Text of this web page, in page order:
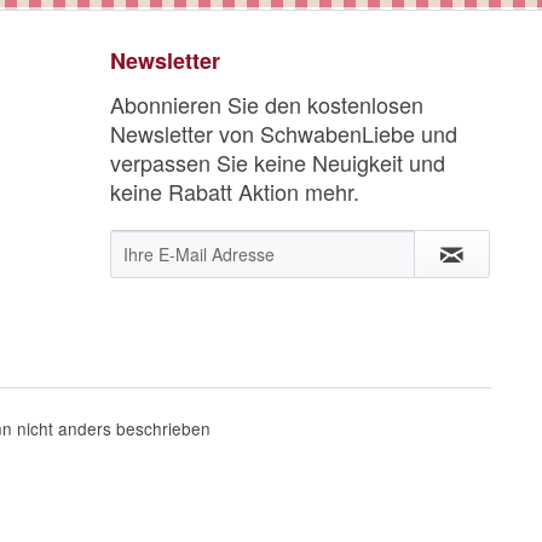
Newsletter
Abonnieren Sie den kostenlosen
Newsletter von SchwabenLiebe und
verpassen Sie keine Neuigkeit und
keine Rabatt Aktion mehr.
nicht anders beschrieben